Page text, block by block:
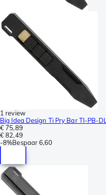
1 review
Big Idea Design Ti Pry Bar TI-PB-
€ 75,89
€ 82,49
-8%Bespaar6,60